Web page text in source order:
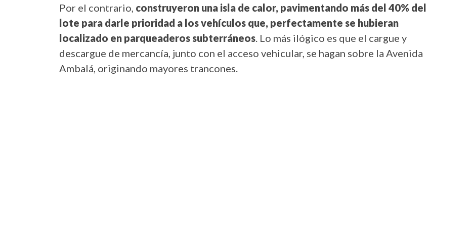
Por el contrario, construyeron una isla de calor, pavimentando más del 40% del
lote para darle prioridad a los vehículos que, perfectamente se hubieran
localizado en parqueaderos subterráneos . Lo más ilógico es que el cargue y
descargue de mercancía, junto con el acceso vehicular, se hagan sobre la Avenida
Ambalá, originando mayores trancones.